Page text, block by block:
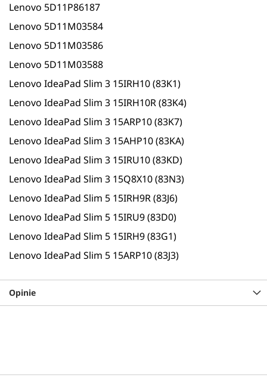
Lenovo 5D11P86187
Lenovo 5D11M03584
Lenovo 5D11M03586
Lenovo 5D11M03588
Lenovo IdeaPad Slim 3 15IRH10 (83K1)
Lenovo IdeaPad Slim 3 15IRH10R (83K4)
Lenovo IdeaPad Slim 3 15ARP10 (83K7)
Lenovo IdeaPad Slim 3 15AHP10 (83KA)
Lenovo IdeaPad Slim 3 15IRU10 (83KD)
Lenovo IdeaPad Slim 3 15Q8X10 (83N3)
Lenovo IdeaPad Slim 5 15IRH9R (83J6)
Lenovo IdeaPad Slim 5 15IRU9 (83D0)
Lenovo IdeaPad Slim 5 15IRH9 (83G1)
Lenovo IdeaPad Slim 5 15ARP10 (83J3)
Opinie